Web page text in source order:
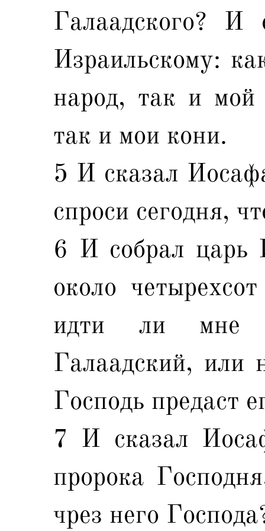
Галаадского? И
Израильскому:
народ, так и
так и мои кони.
5 И сказал
спроси сегодня,
6 И собрал царь
около
идти ли мне
Галаадский, или
Господь предаст
7 И сказал
пророка
чрез него